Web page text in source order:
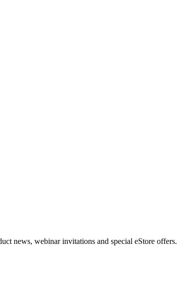
news, webinar invitations and special eStore offers.